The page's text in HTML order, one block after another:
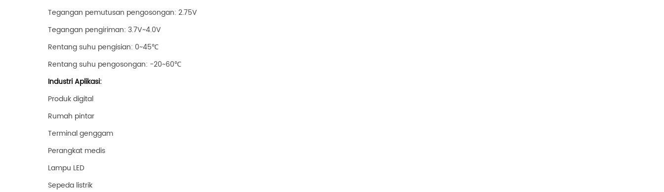
Tegangan pemutusan pengosongan: 2.75V
Tegangan pengiriman: 3.7V~4.0V
Rentang suhu pengisian: 0~45℃
Rentang suhu pengosongan: -20~60℃
Industri Aplikasi:
Produk digital
Rumah pintar
Terminal genggam
Perangkat medis
Lampu LED
Sepeda listrik